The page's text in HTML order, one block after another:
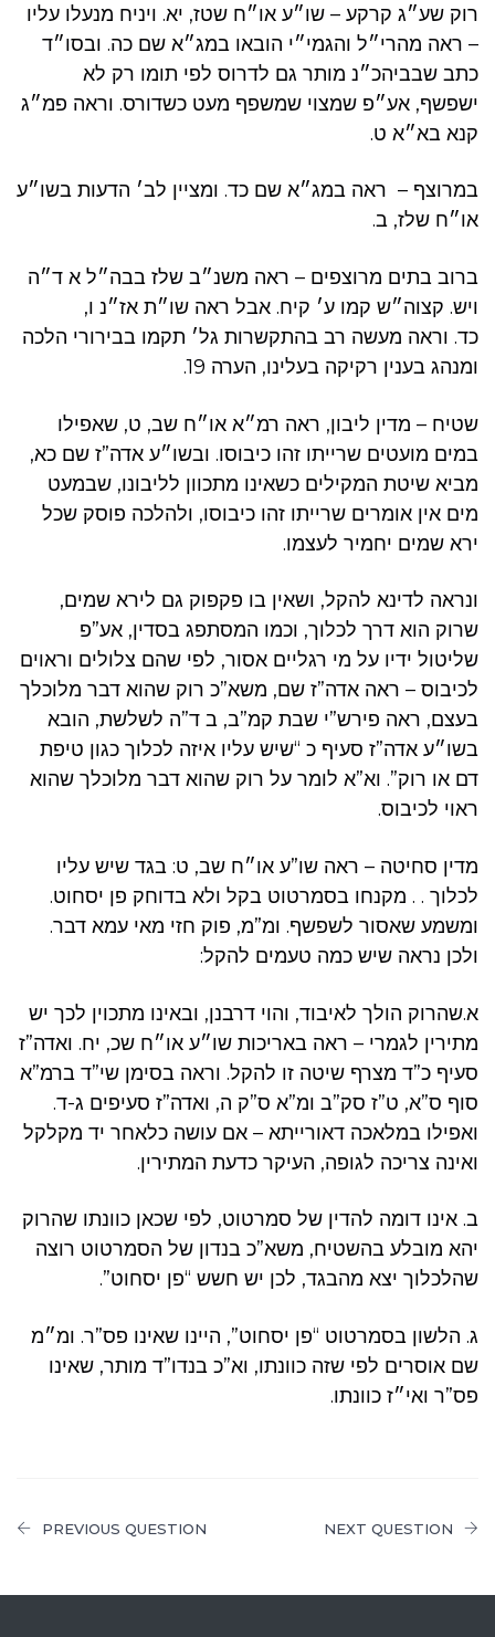
רוק שע״ג קרקע – שו״ע או״ח שטז, יא. ויניח מנעלו עליו
– ראה מהרי״ל והגמי״י הובאו במג״א שם כה. ובסו״ד
כתב שבביהכ״נ מותר גם לדרוס לפי תומו רק לא
ישפשף, אע״פ שמצוי שמשפף מעט כשדורס. וראה פמ״ג
קנא בא״א ט.
במרוצף – ראה במג״א שם כד. ומציין לב׳ הדעות בשו״ע
או״ח שלז, ב.
ברוב בתים מרוצפים – ראה משנ״ב שלז בבה״ל א ד״ה
ויש. קצוה״ש קמו ע׳ קיח. אבל ראה שו״ת אז״נ ו,
כד. וראה מעשה רב בהתקשרות גל׳ תקמו בבירורי הלכה
ומנהג בענין רקיקה בעלינו, הערה 19.
שטיח – מדין ליבון, ראה רמ״א או״ח שב, ט, שאפילו
במים מועטים שרייתו זהו כיבוסו. ובשו״ע אדה”ז שם כא,
מביא שיטת המקילים כשאינו מתכוון לליבונו, שבמעט
מים אין אומרים שרייתו זהו כיבוסו, ולהלכה פוסק שכל
ירא שמים יחמיר לעצמו.
ונראה לדינא להקל, ושאין בו פקפוק גם לירא שמים,
שרוק הוא דרך לכלוך, וכמו המסתפג בסדין, אע”פ
שליטול ידיו על מי רגליים אסור, לפי שהם צלולים וראוים
לכיבוס – ראה אדה”ז שם, משא”כ רוק שהוא דבר מלוכלך
בעצם, ראה פירש”י שבת קמ”ב, ב ד”ה לשלשת, הובא
בשו״ע אדה”ז סעיף כ “שיש עליו איזה לכלוך כגון טיפת
דם או רוק”. וא”א לומר על רוק שהוא דבר מלוכלך שהוא
ראוי לכיבוס.
מדין סחיטה – ראה שו”ע או״ח שב, ט: בגד שיש עליו
לכלוך . . מקנחו בסמרטוט בקל ולא בדוחק פן יסחוט.
ומשמע שאסור לשפשף. ומ”מ, פוק חזי מאי עמא דבר.
ולכן נראה שיש כמה טעמים להקל:
א.שהרוק הולך לאיבוד, והוי דרבנן, ובאינו מתכוין לכך יש
מתירין לגמרי – ראה באריכות שו״ע או״ח שכ, יח. ואדה”ז
סעיף כ”ד מצרף שיטה זו להקל. וראה בסימן שי”ד ברמ”א
סוף ס”א, ט”ז סק”ב ומ”א ס”ק ה, ואדה”ז סעיפים ג-ד.
ואפילו במלאכה דאורייתא – אם עושה כלאחר יד מקלקל
ואינה צריכה לגופה, העיקר כדעת המתירין.
ב. אינו דומה להדין של סמרטוט, לפי שכאן כוונתו שהרוק
יהא מובלע בהשטיח, משא”כ בנדון של הסמרטוט רוצה
שהלכלוך יצא מהבגד, לכן יש חשש “פן יסחוט”.
ג. הלשון בסמרטוט “פן יסחוט”, היינו שאינו פס”ר. ומ״מ
שם אוסרים לפי שזה כוונתו, וא”כ בנדו”ד מותר, שאינו
פס”ר ואי״ז כוונתו.
PREVIOUS QUESTION NEXT QUESTION